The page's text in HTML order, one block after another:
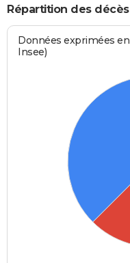
Répartition des décès
Données exprimées
Insee)